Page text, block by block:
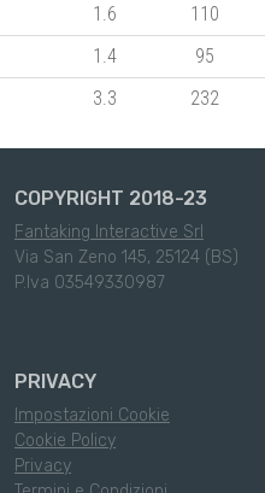
1.6
110
1.4
95
3.3 232
COPYRIGHT 2018-23
Fantaking Interactive Srl
Via San Zeno 145, 25124 (BS)
P.Iva 03549330987
PRIVACY
Impostazioni Cookie
Cookie Policy
Privacy